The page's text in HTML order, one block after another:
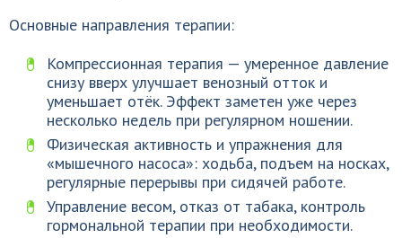
Основные направления терапии:
Компрессионная терапия — умеренное давление
снизу вверх улучшает венозный отток и
уменьшает отёк. Эффект заметен уже через
несколько недель при регулярном ношении.
Физическая активность и упражнения для
«мышечного насоса»: ходьба, подъем на носках,
регулярные перерывы при сидячей работе.
Управление весом, отказ от табака, контроль
гормональной терапии при необходимости.